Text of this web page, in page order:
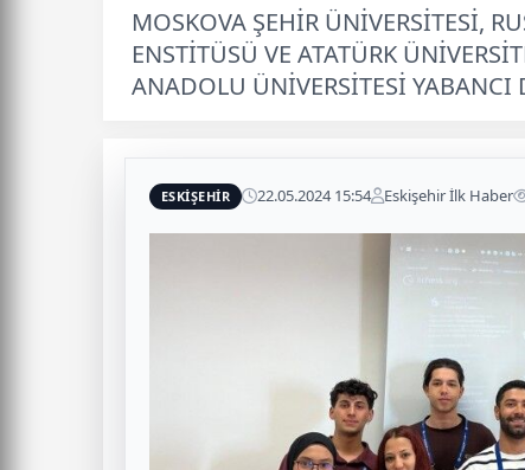
MOSKOVA ŞEHİR ÜNİVERSİTESİ,
ENSTİTÜSÜ VE ATATÜRK
ANADOLU ÜNİVERSİTESİ YABANCI
ESKİŞEHİR 22.05.2024 15:54 Eskişehir İlk Haber